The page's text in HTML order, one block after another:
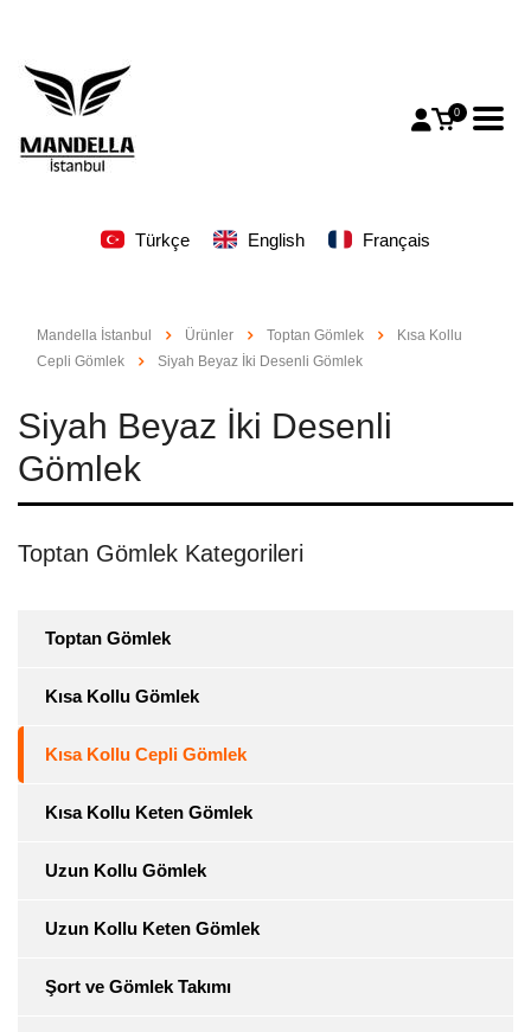
0
Türkçe English Français
Mandella İstanbul Ürünler Toptan Gömlek
Kısa Kollu
Cepli Gömlek
Siyah Beyaz İki Desenli Gömlek
Siyah Beyaz İki Desenli
Gömlek
Toptan Gömlek Kategorileri
Toptan Gömlek
Kısa Kollu Gömlek
Kısa Kollu Cepli Gömlek
Kısa Kollu Keten Gömlek
Uzun Kollu Gömlek
Uzun Kollu Keten Gömlek
Şort ve Gömlek Takımı